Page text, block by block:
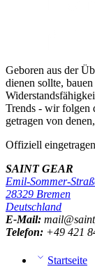
Geboren aus der
dienen sollte,
Trends - wir folgen
getragen von
Offiziell
SAINT GEAR
Emil-Sommer-
28329 Bremen
Deutschland
E-Mail:
Telefon: +49 421
Startseite